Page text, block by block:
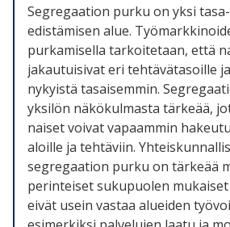
Segregaation purku on yksi
edistämisen alue.
purkamisella tarkoitetaan, että
jakautuisivat eri tehtävätasoille
nykyistä tasaisemmin.
yksilön näkökulmasta tärkeää,
naiset voivat vapaammin
aloille ja tehtäviin.
segregaation purku on tärkeää
perinteiset sukupuolen
eivät usein vastaa alueiden